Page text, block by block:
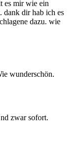
es mir wie ein
dank dir hab ich es
dazu. wie
wunderschön.
zwar sofort.